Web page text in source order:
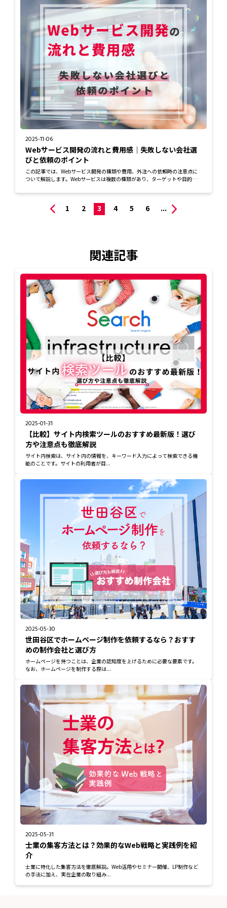
2025-11-06
Webサービス開発の流れと費用感｜失敗しない会社選
びと依頼のポイント
この記事では、Webサービス開発の種類や費用、外注への依頼時の注意点に
ついて解説します。Webサービスは複数の種類があり、ターゲットや目的を
1 2 3 4 5 6 ...
関連記事
2025-01-31
【比較】サイト内検索ツールのおすすめ最新版！選び
方や注意点も徹底解説
サイト内検索は、サイト内の情報を、キーワード入力によって検索できる機
能のことです。サイトの利用者が目...
2025-05-30
世田谷区でホームページ制作を依頼するなら？おすす
めの制作会社と選び方
ホームページを持つことは、企業の認知度を上げるために必要な要素です。
なお、ホームページを制作する際は...
2025-05-31
士業の集客方法とは？効果的なWeb戦略と実践例を紹
介
士業に特化した集客方法を徹底解説。Web活用やセミナー開催、LP制作など
の手法に加え、実在企業の取り組み...